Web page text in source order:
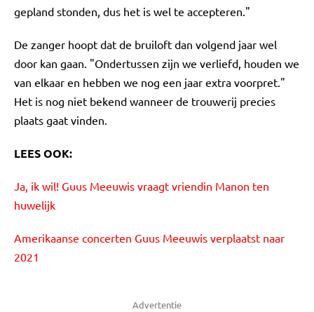
gepland stonden, dus het is wel te accepteren."
De zanger hoopt dat de bruiloft dan volgend jaar wel
door kan gaan. "Ondertussen zijn we verliefd, houden we
van elkaar en hebben we nog een jaar extra voorpret."
Het is nog niet bekend wanneer de trouwerij precies
plaats gaat vinden.
LEES OOK:
Ja, ik wil! Guus Meeuwis vraagt vriendin Manon ten
huwelijk
Amerikaanse concerten Guus Meeuwis verplaatst naar
2021
Advertentie